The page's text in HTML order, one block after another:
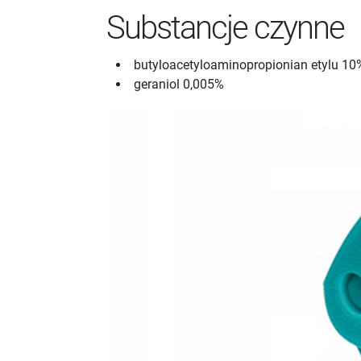
Substancje czynne
butyloacetyloaminopropionian etylu
geraniol 0,005%